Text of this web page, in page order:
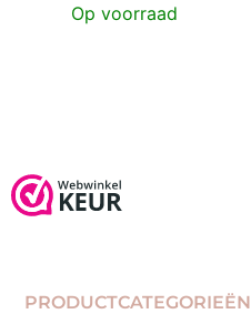
Op voorraad
PRODUCTCATEGORIEËN​